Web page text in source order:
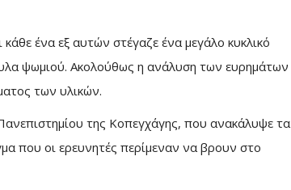
ένα εξ αυτών στέγαζε ένα μεγάλο κυκλικό
ψωμιού. Ακολούθως η ανάλυση των ευρημάτων
των υλικών.
της Κοπεγχάγης, που ανακάλυψε τα
που οι ερευνητές περίμεναν να βρουν στο